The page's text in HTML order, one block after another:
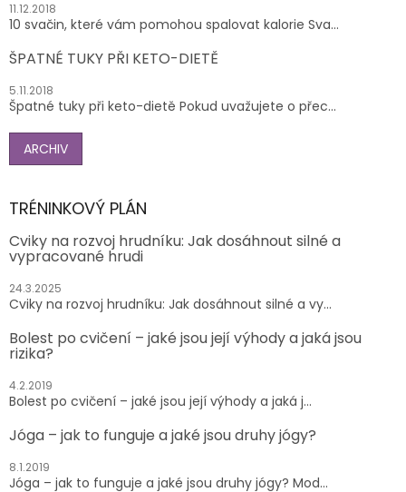
11.12.2018
10 svačin, které vám pomohou spalovat kalorie Sva...
ŠPATNÉ TUKY PŘI KETO-DIETĚ
5.11.2018
Špatné tuky při keto-dietě Pokud uvažujete o přec...
ARCHIV
TRÉNINKOVÝ PLÁN
Cviky na rozvoj hrudníku: Jak dosáhnout silné a
vypracované hrudi
24.3.2025
Cviky na rozvoj hrudníku: Jak dosáhnout silné a vy...
Bolest po cvičení – jaké jsou její výhody a jaká jsou
rizika?
4.2.2019
Bolest po cvičení – jaké jsou její výhody a jaká j...
Jóga – jak to funguje a jaké jsou druhy jógy?
8.1.2019
Jóga – jak to funguje a jaké jsou druhy jógy? Mod...